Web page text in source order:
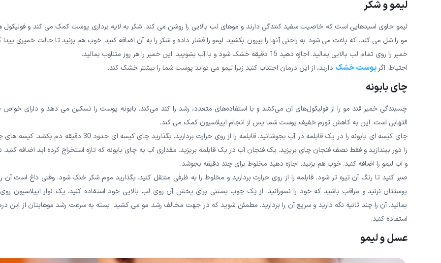
لیمو و شکر
لیمو حاوی اسیدهایی است که خاصیت سفید کنندگی دارند و موهای لب بالایی را روشن می کند. شکر به لایه برداری پوست کمک می کند و فولیکول
مو را شل می کند، که باعث می شود به راحتی آنها را بیرون بکشید. لیمو را فشار داده و شکر را به آن اضافه کنید. خوب هم بزنید تا حالت خمیری پیدا
خمیر را روی تمام لب بالایی بمالید. اجازه دهید 15 دقیقه خشک شود و با آب بشویید. این خمیر را هر روز متناوب بمالید.
احتیاط: اگر پوست خشک دارید، از این درمان اجتناب کنید زیرا لیمو می تواند پوست شما را بیشتر خشک کند.
چای بابونه
چسبندگی خمیر قند مو را از فولیکول‌های آن می‌کشد و با استفاده‌های متعدد، رشد را کند می‌کند. بابونه پوست را تسکین می دهد و دارای
التهابی است. این به کاهش تورم خفیف پوست شما پس از انجام اپیلاسیون کمک می کند.
چای کیسه ای بابونه را در یک قابلمه در آب بجوشانید. قابلمه را از روی حرارت بردارید. بگذارید چای کیسه ای حدود 30 دقیقه دم
را دور بیندازید و فقط نصف فنجان چای بریزید. یک فنجان آب در یک قابلمه بریزید. مقداری آب به چای بابونه که تازه استخراج کرده اید اضافه کنید.
و آب لیمو را اضافه کنید. خوب هم بزنید. اجازه دهید مخلوط برای چند دقیقه بجوشد.
صبر کنید تا رنگ آن تیره تر شود. قابلمه را از روی حرارت بردارید و مخلوط را به ظرفی منتقل کنید. بگذارید موم شکر خنک شود. وقتی داغ است آن
پوستتان نزنید و مراقب باشید که خود را نسوزانید. از یک چوب بستنی برای پخش آن روی لب بالایی خود استفاده کنید. یک نوار اپیلاسیون
بمالید. آن را چند ثانیه نگه دارید و سریع آن را بردارید. مطمئن شوید که در جهت مخالف رشد مو می کشید. بسته به سرعت رشد موهایتان از این
استفاده کنید.
عسل و لیمو